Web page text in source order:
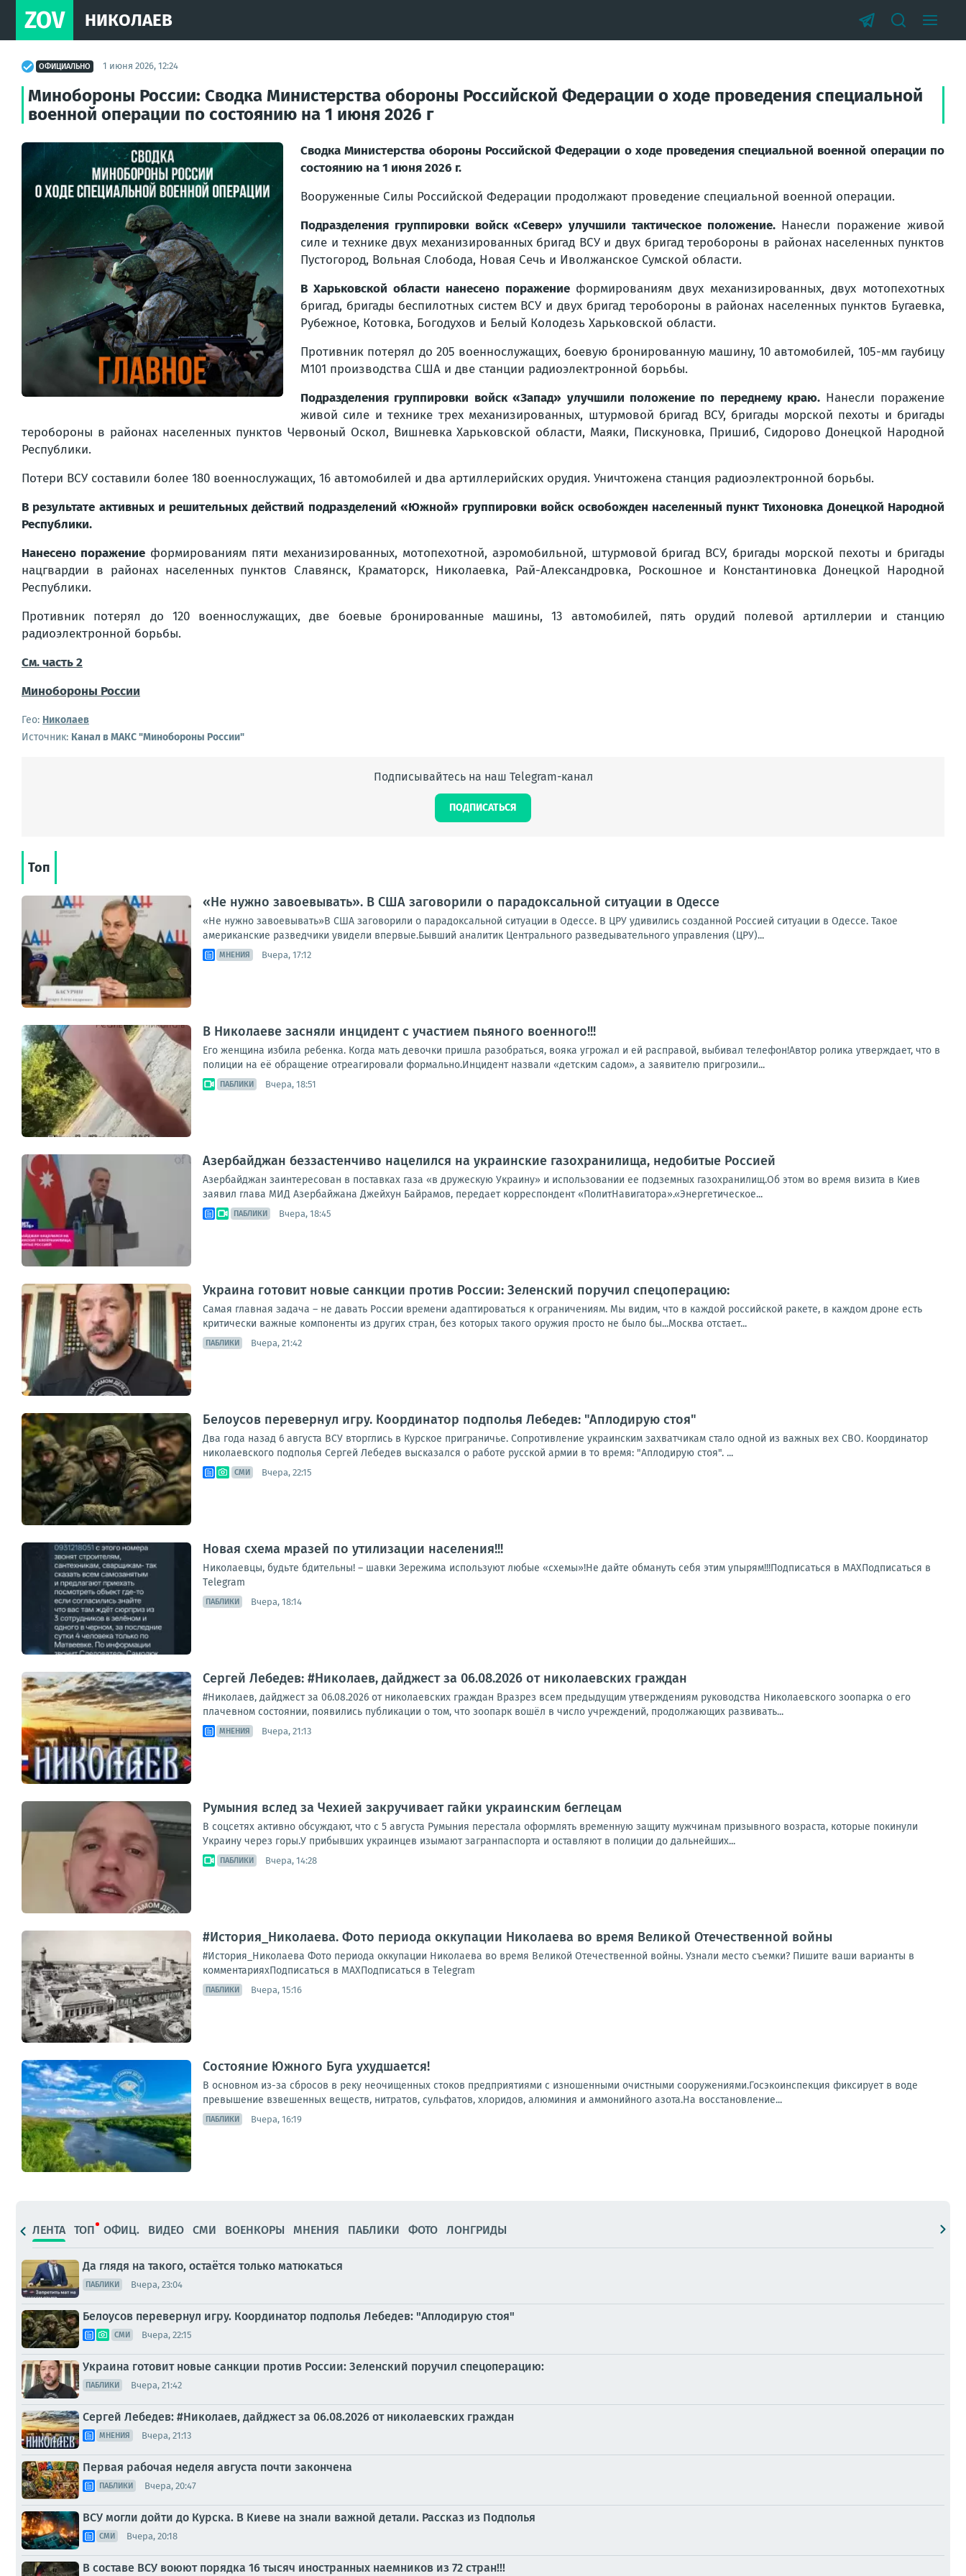
ZOV НИКОЛАЕВ
ОФИЦИАЛЬНО 1 июня 2026, 12:24
Минобороны России: Сводка Министерства обороны Российской Федерации о ходе проведения специальной
военной операции по состоянию на 1 июня 2026 г
Сводка Министерства обороны Российской Федерации о ходе проведения специальной военной операции по
состоянию на 1 июня 2026 г.
Вооруженные Силы Российской Федерации продолжают проведение специальной военной операции.
Подразделения группировки войск «Север» улучшили тактическое положение.Нанесли поражение живой
силе и технике двух механизированных бригад ВСУ и двух бригад теробороны в районах населенных пунктов
Пустогород, Вольная Слобода, Новая Сечь и Иволжанское Сумской области.
В Харьковской области нанесено поражениеформированиям двух механизированных, двух мотопехотных
бригад, бригады беспилотных систем ВСУ и двух бригад теробороны в районах населенных пунктов Бугаевка,
Рубежное, Котовка, Богодухов и Белый Колодезь Харьковской области.
Противник потерял до 205 военнослужащих, боевую бронированную машину, 10 автомобилей, 105-мм гаубицу
М101 производства США и две станции радиоэлектронной борьбы.
Подразделения группировки войск «Запад» улучшили положение по переднему краю. Нанесли поражение
живой силе и технике трех механизированных, штурмовой бригад ВСУ, бригады морской пехоты и бригады
теробороны в районах населенных пунктов Червоный Оскол, Вишневка Харьковской области, Маяки, Пискуновка, Пришиб, Сидорово Донецкой Народной
Республики.
Потери ВСУ составили более 180 военнослужащих, 16 автомобилей и два артиллерийских орудия. Уничтожена станция радиоэлектронной борьбы.
В результате активных и решительных действий подразделений «Южной» группировки войск освобожден населенный пункт Тихоновка Донецкой Народной
Республики.
Нанесено поражениеформированиям пяти механизированных, мотопехотной, аэромобильной, штурмовой бригад ВСУ, бригады морской пехоты и бригады
нацгвардии в районах населенных пунктов Славянск, Краматорск, Николаевка, Рай-Александровка, Роскошное и Константиновка Донецкой Народной
Республики.
Противник потерял до 120 военнослужащих, две боевые бронированные машины, 13 автомобилей, пять орудий полевой артиллерии и станцию
радиоэлектронной борьбы.
См. часть 2
Минобороны России
Гео: Николаев
Источник: Канал в МАКС "Минобороны России"
Подписывайтесь на наш Telegram-канал
ПОДПИСАТЬСЯ
Топ
«Не нужно завоевывать». В США заговорили о парадоксальной ситуации в Одессе
«Не нужно завоевывать»В США заговорили о парадоксальной ситуации в Одессе. В ЦРУ удивились созданной Россией ситуации в Одессе. Такое
американские разведчики увидели впервые.Бывший аналитик Центрального разведывательного управления (ЦРУ)...
МНЕНИЯ Вчера, 17:12
В Николаеве засняли инцидент с участием пьяного военного!!!
Его женщина избила ребенка. Когда мать девочки пришла разобраться, вояка угрожал и ей расправой, выбивал телефон!Автор ролика утверждает, что в
полиции на её обращение отреагировали формально.Инцидент назвали «детским садом», а заявителю пригрозили...
ПАБЛИКИ Вчера, 18:51
Азербайджан беззастенчиво нацелился на украинские газохранилища, недобитые Россией
Азербайджан заинтересован в поставках газа «в дружескую Украину» и использовании ее подземных газохранилищ.Об этом во время визита в Киев
заявил глава МИД Азербайжана Джейхун Байрамов, передает корреспондент «ПолитНавигатора».«Энергетическое...
ПАБЛИКИ Вчера, 18:45
Украина готовит новые санкции против России: Зеленский поручил спецоперацию:
Самая главная задача – не давать России времени адаптироваться к ограничениям. Мы видим, что в каждой российской ракете, в каждом дроне есть
критически важные компоненты из других стран, без которых такого оружия просто не было бы...Москва отстает...
ПАБЛИКИ Вчера, 21:42
Белоусов перевернул игру. Координатор подполья Лебедев: "Аплодирую стоя"
Два года назад 6 августа ВСУ вторглись в Курское приграничье. Сопротивление украинским захватчикам стало одной из важных вех СВО. Координатор
николаевского подполья Сергей Лебедев высказался о работе русской армии в то время: "Аплодирую стоя". ...
СМИ Вчера, 22:15
Новая схема мразей по утилизации населения!!!
Николаевцы, будьте бдительны! – шавки Зережима используют любые «схемы»!Не дайте обмануть себя этим упырям!!!Подписаться в МАХПодписаться в
Тelegram
ПАБЛИКИ Вчера, 18:14
Сергей Лебедев: #Николаев, дайджест за 06.08.2026 от николаевских граждан
#Николаев, дайджест за 06.08.2026 от николаевских граждан Вразрез всем предыдущим утверждениям руководства Николаевского зоопарка о его
плачевном состоянии, появились публикации о том, что зоопарк вошёл в число учреждений, продолжающих развивать...
МНЕНИЯ Вчера, 21:13
Румыния вслед за Чехией закручивает гайки украинским беглецам
В соцсетях активно обсуждают, что с 5 августа Румыния перестала оформлять временную защиту мужчинам призывного возраста, которые покинули
Украину через горы.У прибывших украинцев изымают загранпаспорта и оставляют в полиции до дальнейших...
ПАБЛИКИ Вчера, 14:28
#История_Николаева. Фото периода оккупации Николаева во время Великой Отечественной войны
#История_Николаева Фото периода оккупации Николаева во время Великой Отечественной войны. Узнали место съемки? Пишите ваши варианты в
комментарияхПодписаться в МАХПодписаться в Тelegram
ПАБЛИКИ Вчера, 15:16
Состояние Южного Буга ухудшается!
В основном из-за сбросов в реку неочищенных стоков предприятиями с изношенными очистными сооружениями.Госэкоинспекция фиксирует в воде
превышение взвешенных веществ, нитратов, сульфатов, хлоридов, алюминия и аммонийного азота.На восстановление...
ПАБЛИКИ Вчера, 16:19
ЛЕНТА ТОП ОФИЦ. ВИДЕО СМИ ВОЕНКОРЫ МНЕНИЯ ПАБЛИКИ ФОТО ЛОНГРИДЫ
Да глядя на такого, остаётся только матюкаться
ПАБЛИКИ Вчера, 23:04
Белоусов перевернул игру. Координатор подполья Лебедев: "Аплодирую стоя"
СМИ Вчера, 22:15
Украина готовит новые санкции против России: Зеленский поручил спецоперацию:
ПАБЛИКИ Вчера, 21:42
Сергей Лебедев: #Николаев, дайджест за 06.08.2026 от николаевских граждан
МНЕНИЯ Вчера, 21:13
Первая рабочая неделя августа почти закончена
ПАБЛИКИ Вчера, 20:47
ВСУ могли дойти до Курска. В Киеве на знали важной детали. Рассказ из Подполья
СМИ Вчера, 20:18
В составе ВСУ воюют порядка 16 тысяч иностранных наемников из 72 стран!!!